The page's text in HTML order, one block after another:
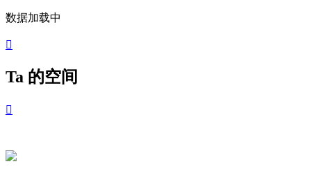
数据加载中

Ta 的空间
